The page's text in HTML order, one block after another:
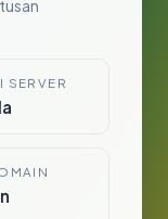
SERVER